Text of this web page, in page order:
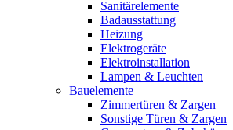
Sanitärelemente
Badausstattung
Heizung
Elektrogeräte
Elektroinstallation
Lampen & Leuchten
Bauelemente
Zimmertüren & Zargen
Sonstige Türen & Zargen